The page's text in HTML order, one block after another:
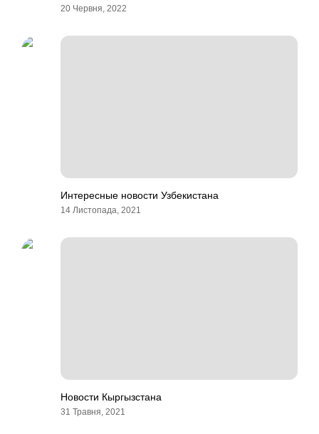
20 Червня, 2022
Интересные новости Узбекистана
14 Листопада, 2021
Новости Кыргызстана
31 Травня, 2021